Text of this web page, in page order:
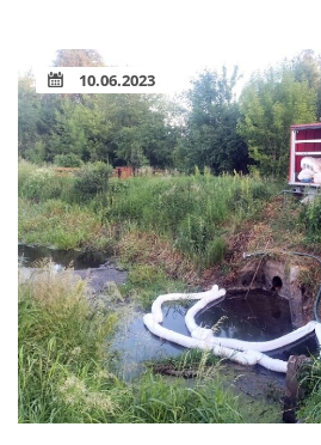
10.06.2023